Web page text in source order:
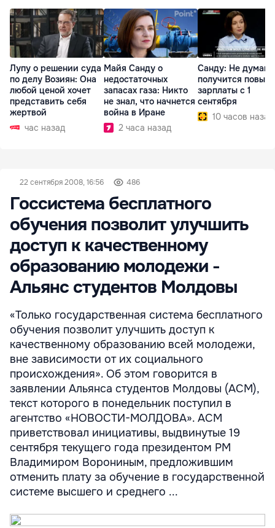
Лупу о решении суда
по делу Возиян: Она
любой ценой хочет
представить себя
жертвой
час назад
Майя Санду о
недостаточных
запасах газа: Никто
не знал, что начнется
война в Иране
2 часа назад
Санду: Не думаю,
получится
зарплаты с 1
сентября
10 часов назад
22 сентября 2008, 16:56 486
Госсистема бесплатного
обучения позволит улучшить
доступ к качественному
образованию молодежи -
Альянс студентов Молдовы
«Только государственная система бесплатного
обучения позволит улучшить доступ к
качественному образованию всей молодежи,
вне зависимости от их социального
происхождения». Об этом говорится в
заявлении Альянса студентов Молдовы (АСМ),
текст которого в понедельник поступил в
агентство «НОВОСТИ-МОЛДОВА». АСМ
приветствовал инициативы, выдвинутые 19
сентября текущего года президентом РМ
Владимиром Ворониным, предложившим
отменить плату за обучение в государственной
системе высшего и среднего ...